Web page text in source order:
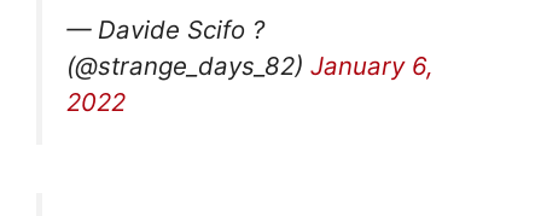
— Davide Scifo ?
(@strange_days_82) January 6,
2022